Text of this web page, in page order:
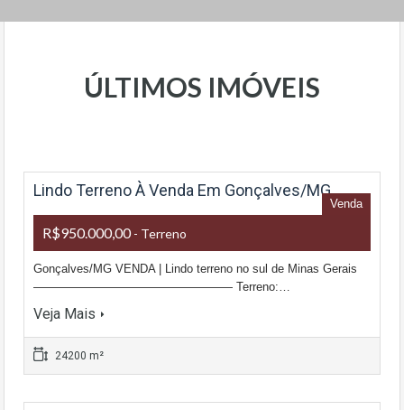
ÚLTIMOS IMÓVEIS
Lindo Terreno À Venda Em Gonçalves/MG
Venda
R$950.000,00- Terreno
Gonçalves/MG VENDA | Lindo terreno no sul de Minas Gerais
————————————————— Terreno:…
Veja Mais
24200 m²